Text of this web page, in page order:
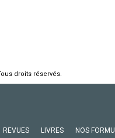
droits réservés.
REVUES LIVRES NOS